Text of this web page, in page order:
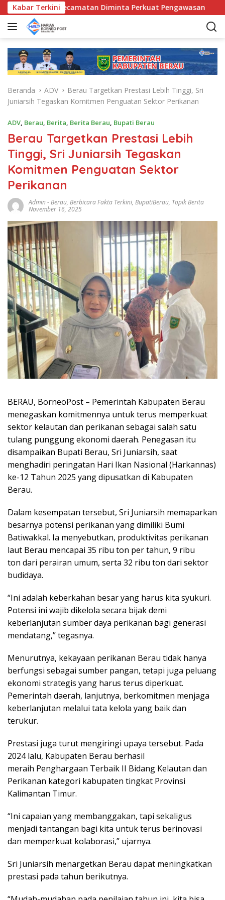
a
Kabar Terkini
Bunda Kecamatan Diminta Perkuat Pengawasan
Beranda ADV
Berau Targetkan Prestasi Lebih Tinggi, Sri
Juniarsih Tegaskan Komitmen Penguatan Sektor Perikanan
ADV, Berau, Berita, Berita Berau, Bupati Berau
Berau Targetkan Prestasi Lebih
Tinggi, Sri Juniarsih Tegaskan
Komitmen Penguatan Sektor
Perikanan
Admin-Berau, Berbicara Fakta Terkini, BupatiBerau, Topik Berita
November 16, 2025
BERAU, BorneoPost – Pemerintah Kabupaten Berau
menegaskan komitmennya untuk terus memperkuat
sektor kelautan dan perikanan sebagai salah satu
tulang punggung ekonomi daerah. Penegasan itu
disampaikan Bupati Berau, Sri Juniarsih, saat
menghadiri peringatan Hari Ikan Nasional (Harkannas)
ke-12 Tahun 2025 yang dipusatkan di Kabupaten
Berau.
Dalam kesempatan tersebut, Sri Juniarsih memaparkan
besarnya potensi perikanan yang dimiliki Bumi
Batiwakkal. Ia menyebutkan, produktivitas perikanan
laut Berau mencapai 35 ribu ton per tahun, 9 ribu
ton dari perairan umum, serta 32 ribu ton dari sektor
budidaya.
“Ini adalah keberkahan besar yang harus kita syukuri.
Potensi ini wajib dikelola secara bijak demi
keberlanjutan sumber daya perikanan bagi generasi
mendatang,” tegasnya.
Menurutnya, kekayaan perikanan Berau tidak hanya
berfungsi sebagai sumber pangan, tetapi juga peluang
ekonomi strategis yang harus terus diperkuat.
Pemerintah daerah, lanjutnya, berkomitmen menjaga
keberlanjutan melalui tata kelola yang baik dan
terukur.
Prestasi juga turut mengiringi upaya tersebut. Pada
2024 lalu, Kabupaten Berau berhasil
meraih Penghargaan Terbaik II Bidang Kelautan dan
Perikanan kategori kabupaten tingkat Provinsi
Kalimantan Timur.
“Ini capaian yang membanggakan, tapi sekaligus
menjadi tantangan bagi kita untuk terus berinovasi
dan memperkuat kolaborasi,” ujarnya.
Sri Juniarsih menargetkan Berau dapat meningkatkan
prestasi pada tahun berikutnya.